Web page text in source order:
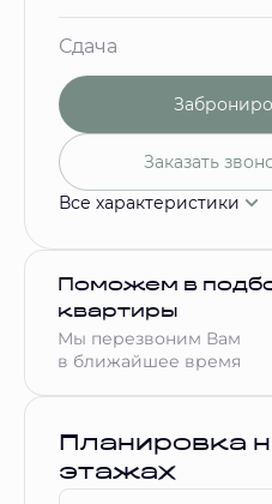
Сдача
Заказать
Все характеристики
Поможем в
квартиры
Мы перезвоним Вам
в ближайшее время
Планировка
этажах